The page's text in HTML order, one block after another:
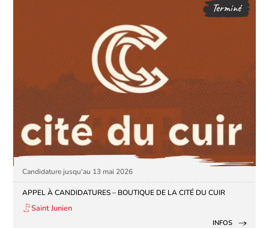
Terminé
Candidature jusqu'au 13 mai 2026
APPEL À CANDIDATURES – BOUTIQUE DE LA CITÉ DU CUIR
Saint Junien
INFOS